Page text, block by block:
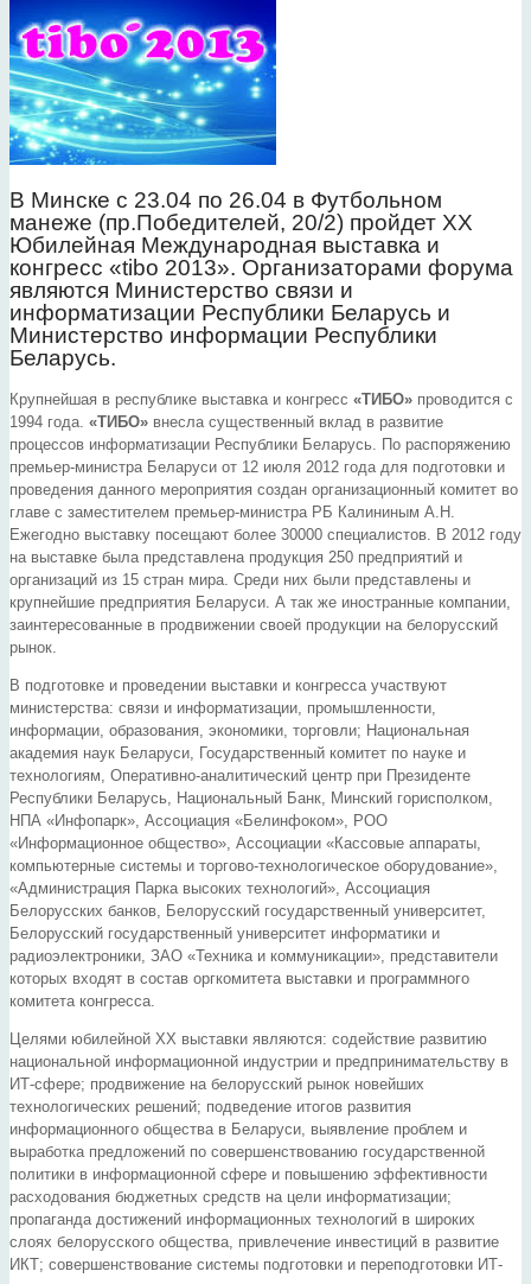
В Минске с 23.04 по 26.04 в Футбольном
манеже (пр.Победителей, 20/2) пройдет XX
Юбилейная Международная выставка и
конгресс «tibo 2013». Организаторами форума
являются Министерство связи и
информатизации Республики Беларусь и
Министерство информации Республики
Беларусь.
Крупнейшая в республике выставка и конгресс «ТИБО» проводится с
1994 года. «ТИБО» внесла существенный вклад в развитие
процессов информатизации Республики Беларусь. По распоряжению
премьер-министра Беларуси от 12 июля 2012 года для подготовки и
проведения данного мероприятия создан организационный комитет во
главе с заместителем премьер-министра РБ Калининым А.Н.
Ежегодно выставку посещают более 30000 специалистов. В 2012 году
на выставке была представлена продукция 250 предприятий и
организаций из 15 стран мира. Среди них были представлены и
крупнейшие предприятия Беларуси. А так же иностранные компании,
заинтересованные в продвижении своей продукции на белорусский
рынок.
В подготовке и проведении выставки и конгресса участвуют
министерства: связи и информатизации, промышленности,
информации, образования, экономики, торговли; Национальная
академия наук Беларуси, Государственный комитет по науке и
технологиям, Оперативно-аналитический центр при Президенте
Республики Беларусь, Национальный Банк, Минский горисполком,
НПА «Инфопарк», Ассоциация «Белинфоком», РОО
«Информационное общество», Ассоциации «Кассовые аппараты,
компьютерные системы и торгово-технологическое оборудование»,
«Администрация Парка высоких технологий», Ассоциация
Белорусских банков, Белорусский государственный университет,
Белорусский государственный университет информатики и
радиоэлектроники, ЗАО «Техника и коммуникации», представители
которых входят в состав оргкомитета выставки и программного
комитета конгресса.
Целями юбилейной XX выставки являются: содействие развитию
национальной информационной индустрии и предпринимательству в
ИТ-сфере; продвижение на белорусский рынок новейших
технологических решений; подведение итогов развития
информационного общества в Беларуси, выявление проблем и
выработка предложений по совершенствованию государственной
политики в информационной сфере и повышению эффективности
расходования бюджетных средств на цели информатизации;
пропаганда достижений информационных технологий в широких
слоях белорусского общества, привлечение инвестиций в развитие
ИКТ; совершенствование системы подготовки и переподготовки ИТ-